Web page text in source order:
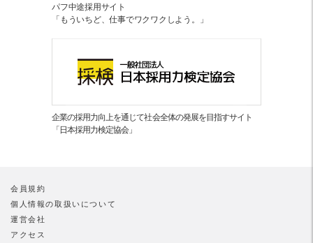
パフ中途採用サイト
「もういちど、仕事でワクワクしよう。」
企業の採用力向上を通じて社会全体の発展を目指すサイト
「日本採用力検定協会」
会員規約
個人情報の取扱いについて
運営会社
アクセス